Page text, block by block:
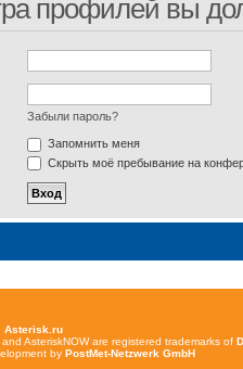
профилей вы
Забыли пароль?
Запомнить меня
Скрыть моё пребывание на
Asterisk.ru
and AsteriskNOW are registered trademarks of
by PostMet-Netzwerk GmbH